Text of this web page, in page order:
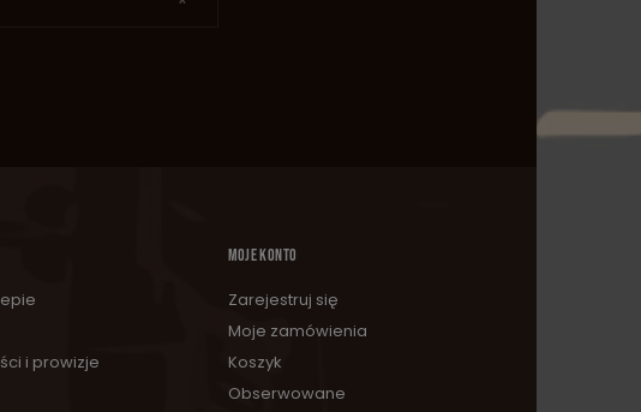
i prowizje
MOJE KONTO
Zarejestruj się
Moje zamówienia
Koszyk
Obserwowane